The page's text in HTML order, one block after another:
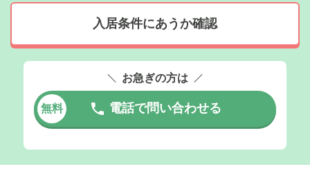
入居条件にあうか確認
お急ぎの方は
無料 電話で問い合わせる